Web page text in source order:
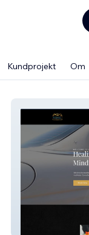
Kundprojekt Om
Luxury Healing